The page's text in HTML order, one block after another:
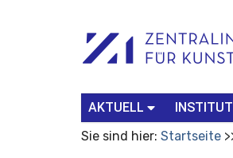
Werkzeuge
Search…
AKTUELL INSTITUT
Sie sind hier: Startseite